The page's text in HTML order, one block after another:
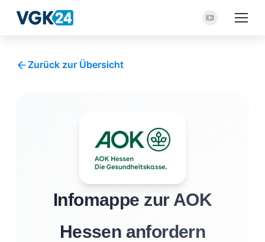
YouTube
Zurück zur Übersicht
Infomappe zur AOK
Hessen anfordern